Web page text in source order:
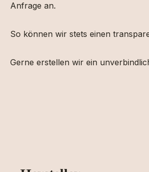
Anfrage an.
So können wir stets einen
Gerne erstellen wir ein